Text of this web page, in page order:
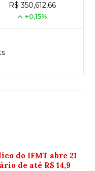
R$ 350,612,66
+0,15%
do IFMT abre 21
de até R$ 14,9